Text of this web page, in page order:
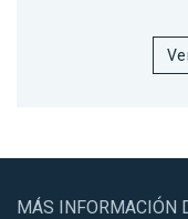
MÁS INFORMACIÓN